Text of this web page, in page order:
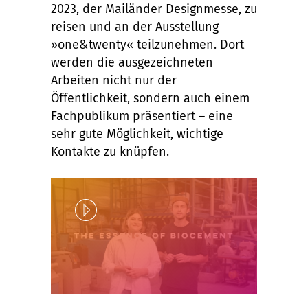
2023, der Mailänder Designmesse, zu
reisen und an der Ausstellung
»one&twenty« teilzunehmen. Dort
werden die ausgezeichneten
Arbeiten nicht nur der
Öffentlichkeit, sondern auch einem
Fachpublikum präsentiert – eine
sehr gute Möglichkeit, wichtige
Kontakte zu knüpfen.
Play